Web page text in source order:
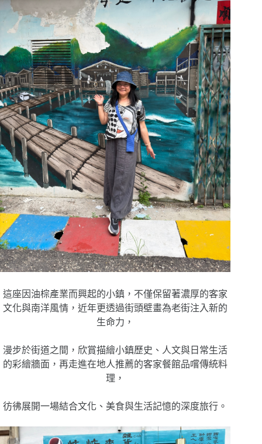
這座因油棕產業而興起的小鎮，不僅保留著濃厚的客家
文化與南洋風情，近年更透過街頭壁畫為老街注入新的
生命力，
漫步於街道之間，欣賞描繪小鎮歷史、人文與日常生活
的彩繪牆面，再走進在地人推薦的客家餐館品嚐傳統料
理，
彷彿展開一場結合文化、美食與生活記憶的深度旅行。